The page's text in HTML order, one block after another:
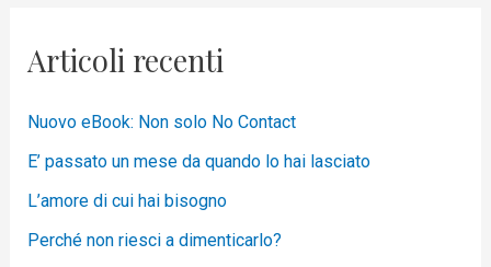
Articoli recenti
Nuovo eBook: Non solo No Contact
E’ passato un mese da quando lo hai lasciato
L’amore di cui hai bisogno
Perché non riesci a dimenticarlo?